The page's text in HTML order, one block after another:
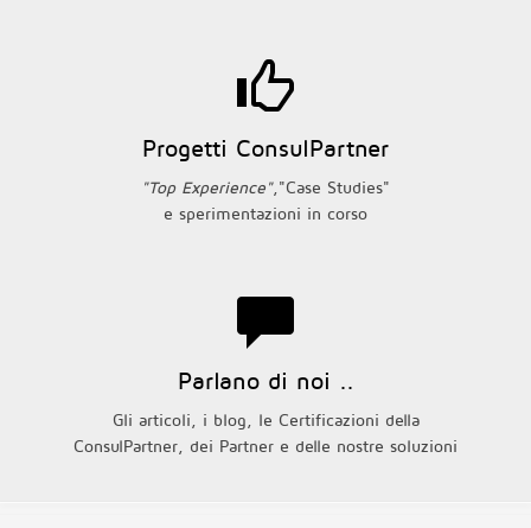
Progetti ConsulPartner
"Top Experience","Case Studies"
e sperimentazioni in corso
Parlano di noi ..
Gli articoli, i blog, le Certificazioni della
ConsulPartner, dei Partner e delle nostre soluzioni